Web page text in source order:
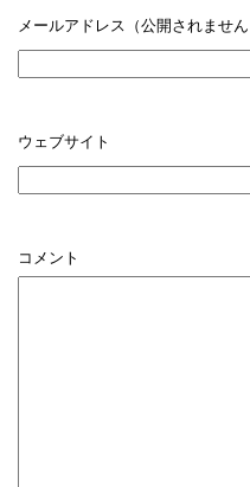
メールアドレス（公開されません
ウェブサイト
コメント